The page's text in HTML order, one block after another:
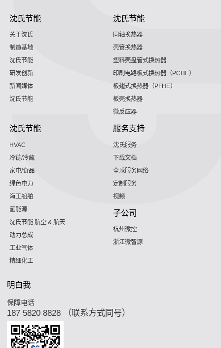
沈氏节能
关于沈氏
制造基地
沈氏节能
研发创新
新闻媒体
沈氏节能
沈氏节能
同轴换热器
壳管换热器
塑料壳盘管式换热器
印刷电路板式换热器（PCHE）
板翅式换热器（PFHE）
板壳换热器
微反应器
沈氏节能
HVAC
冷链/冷藏
家电/食品
绿色电力
海工船舶
氢能源
沈氏节能:航空 & 航天
动力总成
工业气体
精细化工
服务支持
沈氏服务
下载文档
全球服务网络
定制服务
视频
子公司
杭州微控
浙江微智源
明白我
保障电话
187 5820 8828 （联系方式同号）